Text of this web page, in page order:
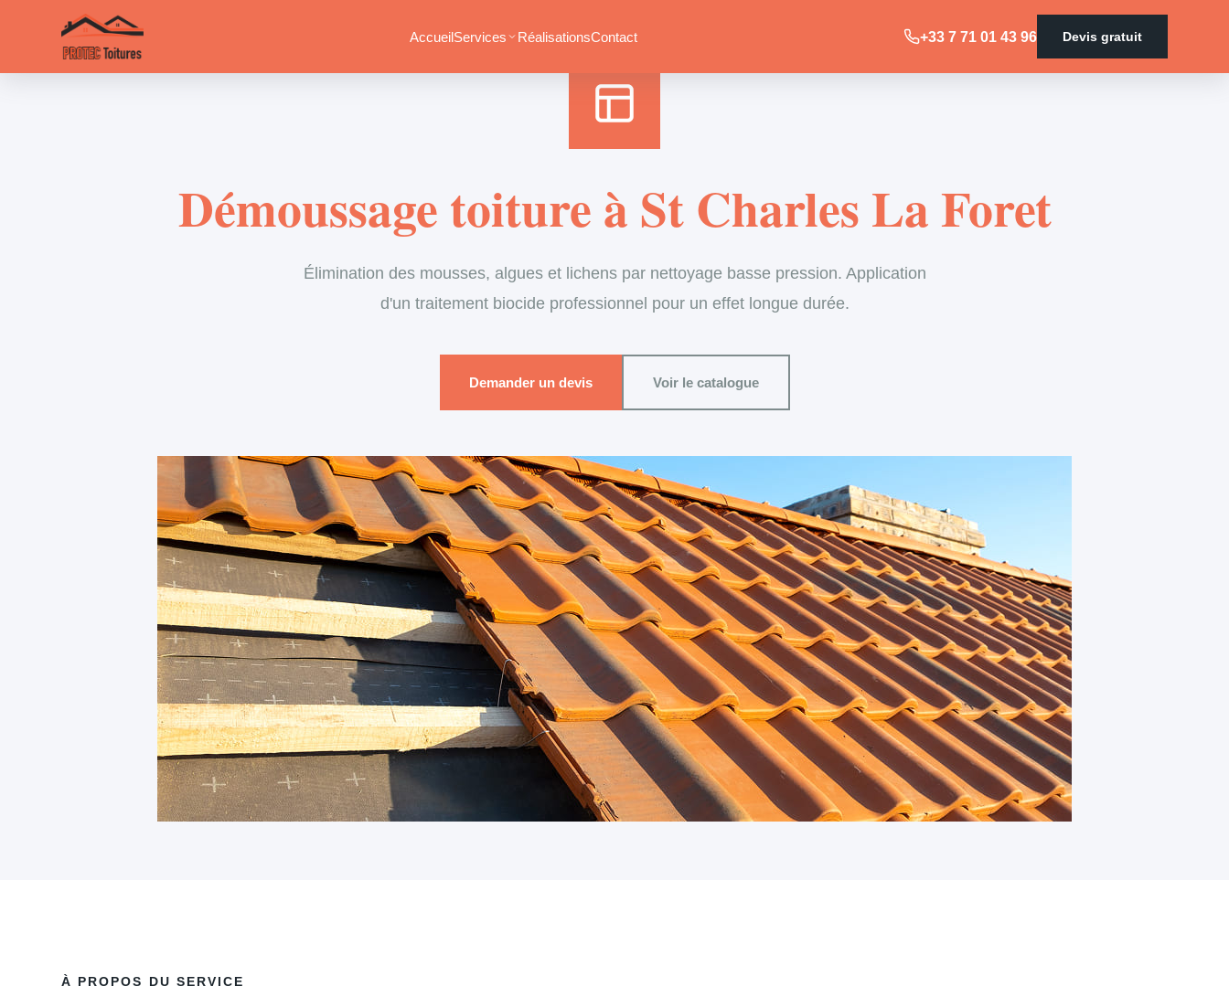
AccueilServices RéalisationsContact +33 7 71 01 43 96 Devis gratuit
Démoussage toiture à St Charles La Foret
Élimination des mousses, algues et lichens par nettoyage basse pression. Application
d'un traitement biocide professionnel pour un effet longue durée.
Demander un devis Voir le catalogue
À PROPOS DU SERVICE